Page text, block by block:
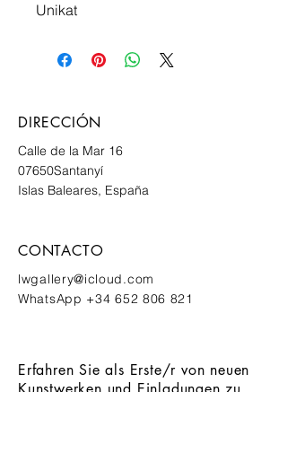
Unikat
DIRECCIÓN
Calle de la Mar 16
07650Santanyí
Islas Baleares, España
CONTACTO
lwgallery@icloud.com
WhatsApp +34 652 806 821
Erfahren Sie als Erste/r von neuen
Kunstwerken und Einladungen zu